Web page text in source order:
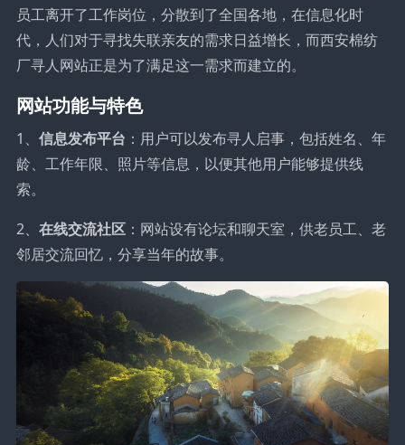
员工离开了工作岗位，分散到了全国各地，在信息化时
代，人们对于寻找失联亲友的需求日益增长，而西安棉纺
厂寻人网站正是为了满足这一需求而建立的。
网站功能与特色
1、 信息发布平台 ：用户可以发布寻人启事，包括姓名、年
龄、工作年限、照片等信息，以便其他用户能够提供线
索。
2、 在线交流社区：网站设有论坛和聊天室，供老员工、老
邻居交流回忆，分享当年的故事。